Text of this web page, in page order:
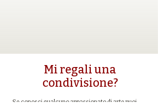
Mi regali una
condivisione?